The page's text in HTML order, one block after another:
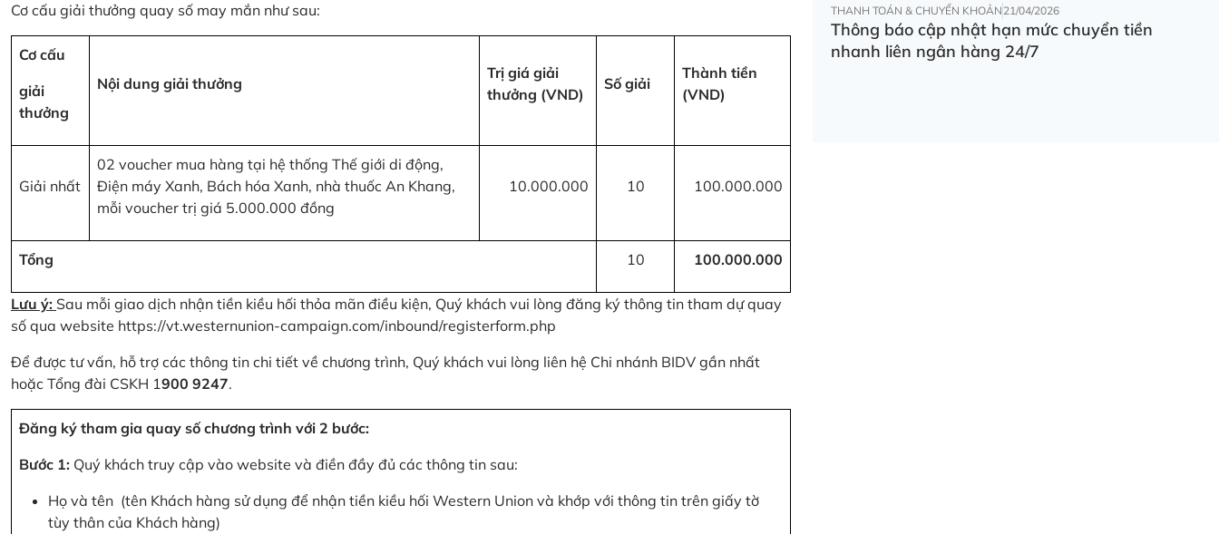
Cơ cấu giải thưởng quay số may mắn như sau:
Cơ cấu
giải
thưởng
Nội dung giải thưởng
Trị giá giải
thưởng (VND)
Số giải
Thành tiền
(VND)
Giải nhất
02 voucher mua hàng tại hệ thống Thế giới di động,
Điện máy Xanh, Bách hóa Xanh, nhà thuốc An Khang,
mỗi voucher trị giá 5.000.000 đồng
10.000.000 10 100.000.000
Tổng 10 100.000.000
Lưu ý: Sau mỗi giao dịch nhận tiền kiều hối thỏa mãn điều kiện, Quý khách vui lòng đăng ký thông tin tham dự quay
số qua website https://vt.westernunion-campaign.com/inbound/registerform.php
Để được tư vấn, hỗ trợ các thông tin chi tiết về chương trình, Quý khách vui lòng liên hệ Chi nhánh BIDV gần nhất
hoặc Tổng đài CSKH 1900 9247.
Đăng ký tham gia quay số chương trình với 2 bước:
Bước 1: Quý khách truy cập vào website và điền đầy đủ các thông tin sau:
Họ và tên (tên Khách hàng sử dụng để nhận tiền kiều hối Western Union và khớp với thông tin trên giấy tờ
tùy thân của Khách hàng)
THANH TOÁN & CHUYỂN KHOẢN 21/04/2026
Thông báo cập nhật hạn mức chuyển tiền
nhanh liên ngân hàng 24/7